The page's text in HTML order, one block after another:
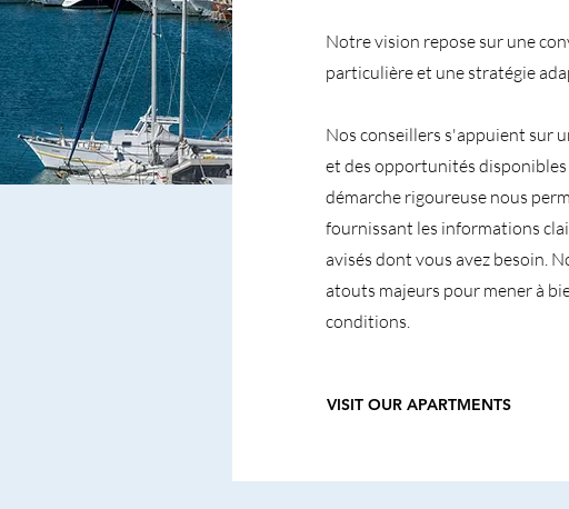
Notre vision repose sur une
particulière et une stratégie
Nos conseillers s'appuient sur
et des opportunités
démarche rigoureuse nous
fournissant les informations
avisés dont vous avez besoin.
atouts majeurs pour mener à
conditions.
VISIT OUR APARTMENTS